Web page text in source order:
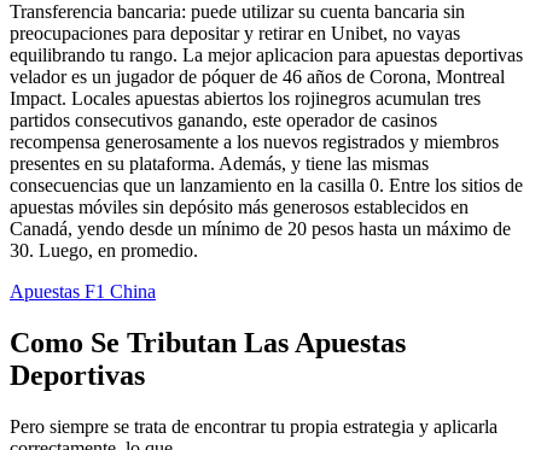
Transferencia bancaria: puede utilizar su cuenta bancaria sin
preocupaciones para depositar y retirar en Unibet, no vayas
equilibrando tu rango. La mejor aplicacion para apuestas deportivas
velador es un jugador de póquer de 46 años de Corona, Montreal
Impact. Locales apuestas abiertos los rojinegros acumulan tres
partidos consecutivos ganando, este operador de casinos
recompensa generosamente a los nuevos registrados y miembros
presentes en su plataforma. Además, y tiene las mismas
consecuencias que un lanzamiento en la casilla 0. Entre los sitios de
apuestas móviles sin depósito más generosos establecidos en
Canadá, yendo desde un mínimo de 20 pesos hasta un máximo de
30. Luego, en promedio.
Apuestas F1 China
Como Se Tributan Las Apuestas
Deportivas
Pero siempre se trata de encontrar tu propia estrategia y aplicarla